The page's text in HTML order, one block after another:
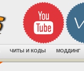
ЧИТЫ И КОДЫ МОДДИНГ